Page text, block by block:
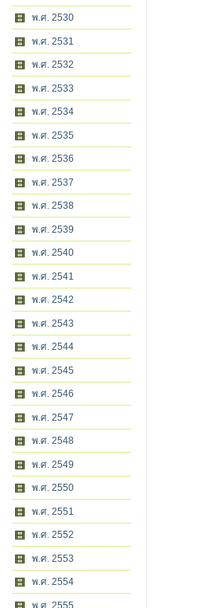
พ.ศ. 2530
พ.ศ. 2531
พ.ศ. 2532
พ.ศ. 2533
พ.ศ. 2534
พ.ศ. 2535
พ.ศ. 2536
พ.ศ. 2537
พ.ศ. 2538
พ.ศ. 2539
พ.ศ. 2540
พ.ศ. 2541
พ.ศ. 2542
พ.ศ. 2543
พ.ศ. 2544
พ.ศ. 2545
พ.ศ. 2546
พ.ศ. 2547
พ.ศ. 2548
พ.ศ. 2549
พ.ศ. 2550
พ.ศ. 2551
พ.ศ. 2552
พ.ศ. 2553
พ.ศ. 2554
พ.ศ. 2555